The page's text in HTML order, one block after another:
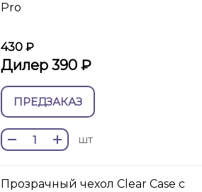
Pro
430 ₽
Дилер 390 ₽
ПРЕДЗАКАЗ
шт
Прозрачный чехол Clear Case c